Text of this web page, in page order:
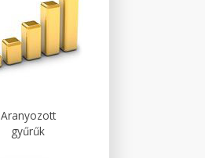
Aranyozott
gyűrűk